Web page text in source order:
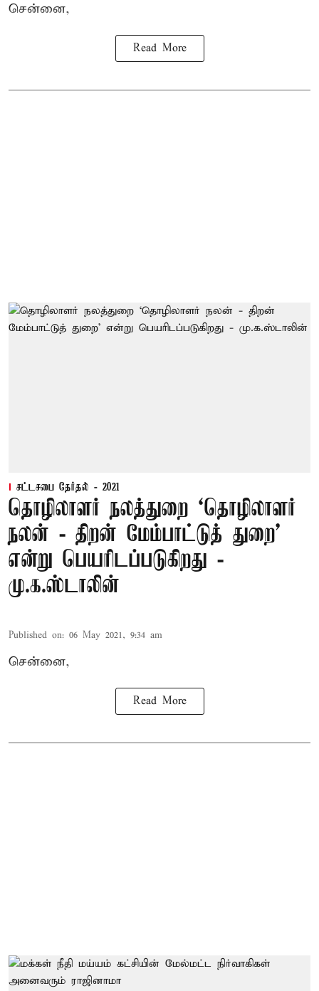
சென்னை,
Read More
சட்டசபை தேர்தல் - 2021
தொழிலாளர் நலத்துறை ‘தொழிலாளர்
நலன் - திறன் மேம்பாட்டுத் துறை’
என்று பெயரிடப்படுகிறது -
மு.க.ஸ்டாலின்
Published on: 06 May 2021, 9:34 am
சென்னை,
Read More